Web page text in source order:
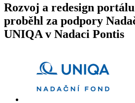
Rozvoj a redesign
proběhl za podpory
UNIQA v Nadaci Pontis